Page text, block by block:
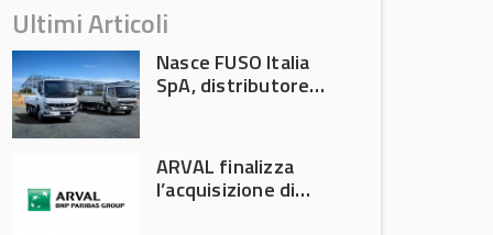
Ultimi Articoli
Nasce FUSO Italia
SpA, distributore
ARVAL finalizza
l’acquisizione di